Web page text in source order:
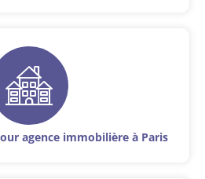
agence immobilière à Paris